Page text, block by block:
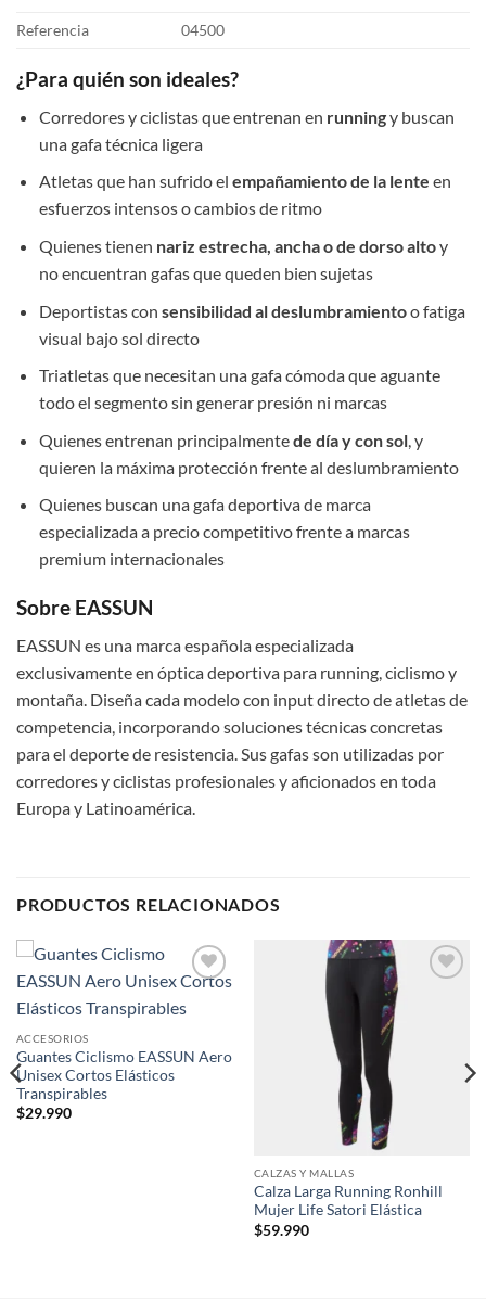
Referencia
04500
¿Para quién son ideales?
Corredores y ciclistas que entrenan en runningy buscan
una gafa técnica ligera
Atletas que han sufrido el empañamiento de la lente en
esfuerzos intensos o cambios de ritmo
Quienes tienen nariz estrecha, ancha o de dorso altoy
no encuentran gafas que queden bien sujetas
Deportistas con sensibilidad al deslumbramientoo fatiga
visual bajo sol directo
Triatletas que necesitan una gafa cómoda que aguante
todo el segmento sin generar presión ni marcas
Quienes entrenan principalmentede día y con sol, y
quieren la máxima protección frente al deslumbramiento
Quienes buscan una gafa deportiva de marca
especializada a precio competitivo frente a marcas
premium internacionales
Sobre EASSUN
EASSUN es una marca española especializada
exclusivamente en óptica deportiva para running, ciclismo y
montaña. Diseña cada modelo con input directo de atletas de
competencia, incorporando soluciones técnicas concretas
para el deporte de resistencia. Sus gafas son utilizadas por
corredores y ciclistas profesionales y aficionados en toda
Europa y Latinoamérica.
PRODUCTOS RELACIONADOS
wishlist
ACCESORIOS
Guantes Ciclismo EASSUN Aero
Unisex Cortos Elásticos
Transpirables
$29.990
CALZAS Y MALLAS
Calza Larga Running Ronhill
Mujer Life Satori Elástica
$59.990